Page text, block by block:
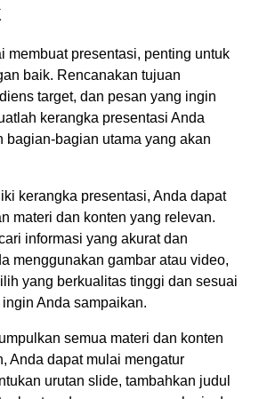
membuat presentasi, penting untuk
baik. Rencanakan tujuan
target, dan pesan yang ingin
kerangka presentasi Anda
bagian-bagian utama yang akan
kerangka presentasi, Anda dapat
materi dan konten yang relevan.
informasi yang akurat dan
menggunakan gambar atau video,
yang berkualitas tinggi dan sesuai
Anda sampaikan.
semua materi dan konten
Anda dapat mulai mengatur
urutan slide, tambahkan judul